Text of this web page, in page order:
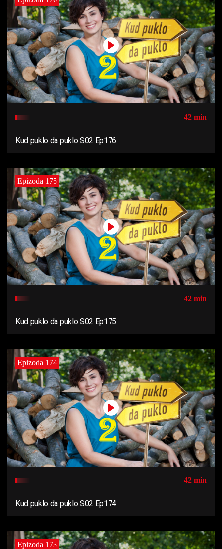
42 min
Kud puklo da puklo S02 Ep176
Epizoda 175
42 min
Kud puklo da puklo S02 Ep175
Epizoda 174
42 min
Kud puklo da puklo S02 Ep174
Epizoda 173